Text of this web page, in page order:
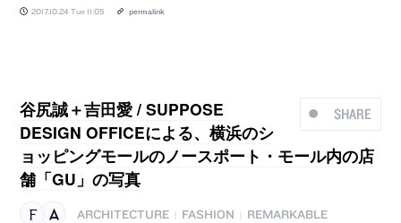
2017.10.24 Tue 11:05 permalink
SHARE
谷尻誠＋吉田愛 / SUPPOSE
DESIGN OFFICEによる、横浜のシ
ョッピングモールのノースポート・モール内の店
舗「GU」の写真
ARCHITECTURE FASHION
REMARKABLE